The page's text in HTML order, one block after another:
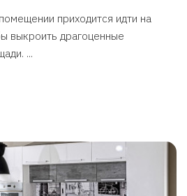
приходится идти на
выкроить драгоценные
...